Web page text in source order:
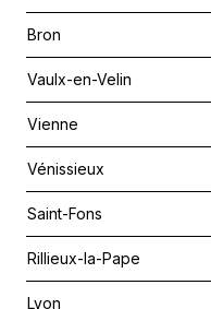
Bron
Vaulx-en-Velin
Vienne
Vénissieux
Saint-Fons
Rillieux-la-Pape
Lyon